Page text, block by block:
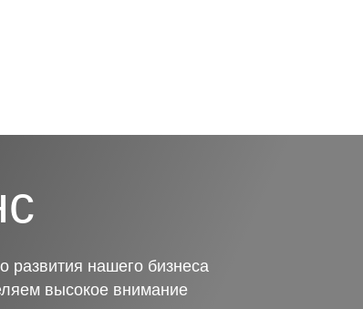
развития нашего бизнеса
высокое внимание